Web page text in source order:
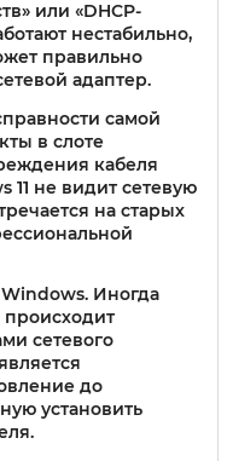
или «DHCP-
нестабильно,
правильно
адаптер.
самой
в слоте
кабеля
11 не видит сетевую
на старых
Иногда
сетевого
до
установить